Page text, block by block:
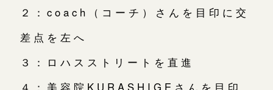
２：coach（コーチ）さんを目印に交
差点を左へ
３：ロハスストリートを直進
４：美容院KURASHIGEさんを目印